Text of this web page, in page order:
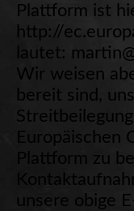
Plattform ist
http://
lautet:
Wir weisen
bereit sind,
Europäischen
Plattform zu
unsere obige